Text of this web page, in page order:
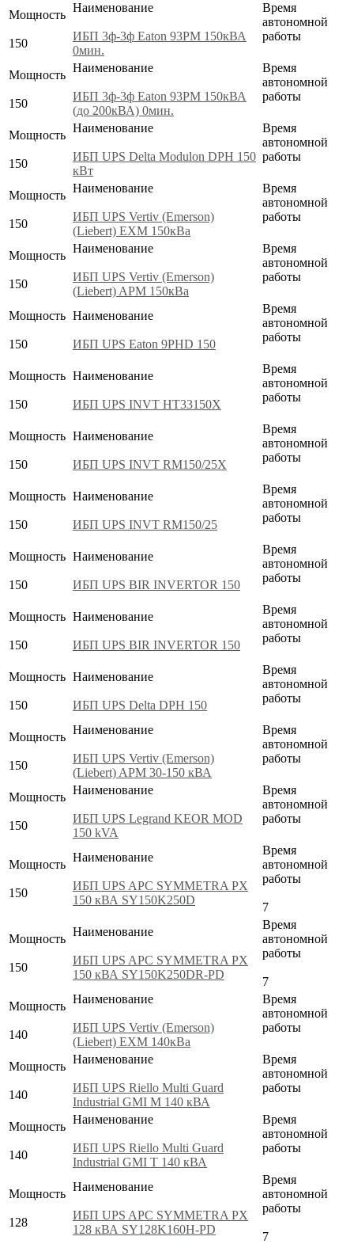
Мощность
150
Наименование
ИБП 3ф-3ф Eaton 93PM 150кВА
0мин.
Время
автономной
работы
Мощность
150
Наименование
ИБП 3ф-3ф Eaton 93PM 150кВА
(до 200кВА) 0мин.
Время
автономной
работы
Мощность
150
Наименование
ИБП UPS Delta Modulon DPH 150
кВт
Время
автономной
работы
Мощность
150
Наименование
ИБП UPS Vertiv (Emerson)
(Liebert) EXM 150кВа
Время
автономной
работы
Мощность
150
Наименование
ИБП UPS Vertiv (Emerson)
(Liebert) APM 150кВа
Время
автономной
работы
Мощность
150
Наименование
ИБП UPS Eaton 9PHD 150
Время
автономной
работы
Мощность
150
Наименование
ИБП UPS INVT HT33150X
Время
автономной
работы
Мощность
150
Наименование
ИБП UPS INVT RM150/25X
Время
автономной
работы
Мощность
150
Наименование
ИБП UPS INVT RM150/25
Время
автономной
работы
Мощность
150
Наименование
ИБП UPS BIR INVERTOR 150
Время
автономной
работы
Мощность
150
Наименование
ИБП UPS BIR INVERTOR 150
Время
автономной
работы
Мощность
150
Наименование
ИБП UPS Delta DPH 150
Время
автономной
работы
Мощность
150
Наименование
ИБП UPS Vertiv (Emerson)
(Liebert) APM 30-150 кВА
Время
автономной
работы
Мощность
150
Наименование
ИБП UPS Legrand KEOR MOD
150 kVA
Время
автономной
работы
Мощность
150
Наименование
ИБП UPS APC SYMMETRA PX
150 кВА SY150K250D
Время
автономной
работы
7
Мощность
150
Наименование
ИБП UPS APC SYMMETRA PX
150 кВА SY150K250DR-PD
Время
автономной
работы
7
Мощность
140
Наименование
ИБП UPS Vertiv (Emerson)
(Liebert) EXM 140кВа
Время
автономной
работы
Мощность
140
Наименование
ИБП UPS Riello Multi Guard
Industrial GMI M 140 кВА
Время
автономной
работы
Мощность
140
Наименование
ИБП UPS Riello Multi Guard
Industrial GMI T 140 кВА
Время
автономной
работы
Мощность
128
Наименование
ИБП UPS APC SYMMETRA PX
128 кВА SY128K160H-PD
Время
автономной
работы
7